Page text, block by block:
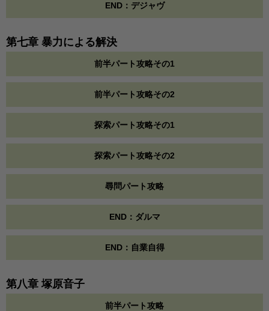
END：デジャヴ
第七章 暴力による解決
前半パート攻略その1
前半パート攻略その2
探索パート攻略その1
探索パート攻略その2
尋問パート攻略
END：ダルマ
END：自業自得
第八章 塚原音子
前半パート攻略